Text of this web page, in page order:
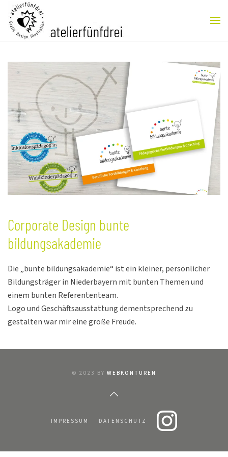
Skip to main content
Corporate Design bunte
bildungsakademie
Die „bunte bildungsakademie“ ist ein kleiner, persönlicher
Bildungsträger in Niederbayern mit bunten Themen und
einem bunten Referententeam.
Logo und Geschäftsausstattung dementsprechend zu
gestalten war mir eine große Freude.
© 2023 BY WEBKONTUREN
IMPRESSUM DATENSCHUTZ